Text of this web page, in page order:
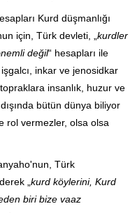
Kurd düşmanlığı
için, Türk devleti, „ kurdler
değil“ hesapları ile
inkar ve jenosidkar
insanlık, huzur ve
bütün dünya biliyor
rol vermezler, olsa olsa
Türk
„ kurd köylerini, Kurd
biri bize vaaz